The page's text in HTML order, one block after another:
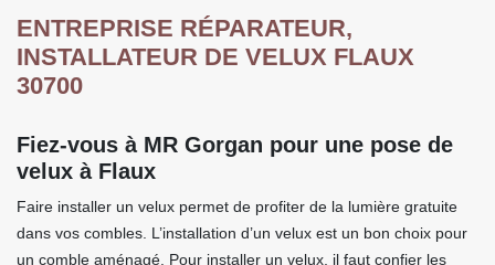
ENTREPRISE RÉPARATEUR,
INSTALLATEUR DE VELUX FLAUX
30700
Fiez-vous à MR Gorgan pour une pose de
velux à Flaux
Faire installer un velux permet de profiter de la lumière gratuite
dans vos combles. L’installation d’un velux est un bon choix pour
un comble aménagé. Pour installer un velux, il faut confier les